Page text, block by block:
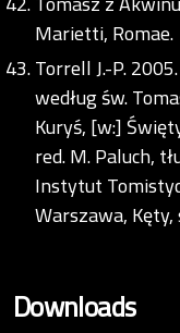
Marietti, Romae.
Torrell J.-P.
według św.
Kuryś, [w:]
red. M. Paluch,
Instytut
Warszawa,
Downloads